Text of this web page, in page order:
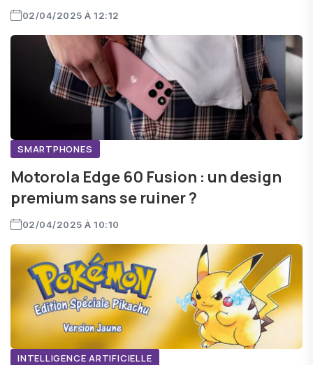
02/04/2025 À 12:12
SMARTPHONES
Motorola Edge 60 Fusion : un design
premium sans se ruiner ?
02/04/2025 À 10:10
INTELLIGENCE ARTIFICIELLE